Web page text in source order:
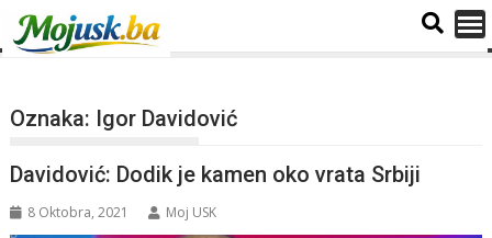
Oznaka: Igor Davidović
Davidović: Dodik je kamen oko vrata Srbiji
8 Oktobra, 2021 Moj USK